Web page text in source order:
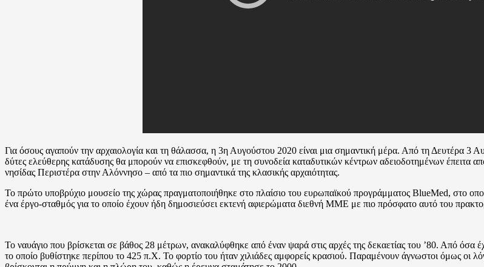
Για όσους αγαπούν την αρχαιολογία και τη θάλασσα, η 3η Αυγούστου 2020 είναι μια σημαντική μέρα. Από τη Δευτέρα 3
δύτες ελεύθερης κατάδυσης θα μπορούν να επισκεφθούν, με τη συνοδεία καταδυτικών κέντρων αδειοδοτημένων
νησίδας Περιστέρα στην Αλόννησο – από τα πιο σημαντικά της κλασικής αρχαιότητας.
Το πρώτο υποβρύχιο μουσείο της χώρας πραγματοποιήθηκε στο πλαίσιο του ευρωπαϊκού προγράμματος BlueMed, στο
ένα έργο-σταθμός για το οποίο έχουν ήδη δημοσιεύσει εκτενή αφιερώματα διεθνή ΜΜΕ με πιο πρόσφατο αυτό του
Το ναυάγιο που βρίσκεται σε βάθος 28 μέτρων, ανακαλύφθηκε από έναν ψαρά στις αρχές της δεκαετίας του ’80. Από όσα
το οποίο βυθίστηκε περίπου το 425 π.Χ. Το φορτίο του ήταν χιλιάδες αμφορείς κρασιού. Παραμένουν άγνωστοι όμως οι